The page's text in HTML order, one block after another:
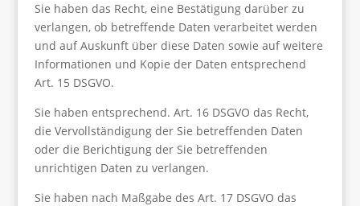
Sie haben das Recht, eine Bestätigung darüber zu
verlangen, ob betreffende Daten verarbeitet werden
und auf Auskunft über diese Daten sowie auf weitere
Informationen und Kopie der Daten entsprechend
Art. 15 DSGVO.
Sie haben entsprechend. Art. 16 DSGVO das Recht,
die Vervollständigung der Sie betreffenden Daten
oder die Berichtigung der Sie betreffenden
unrichtigen Daten zu verlangen.
Sie haben nach Maßgabe des Art. 17 DSGVO das